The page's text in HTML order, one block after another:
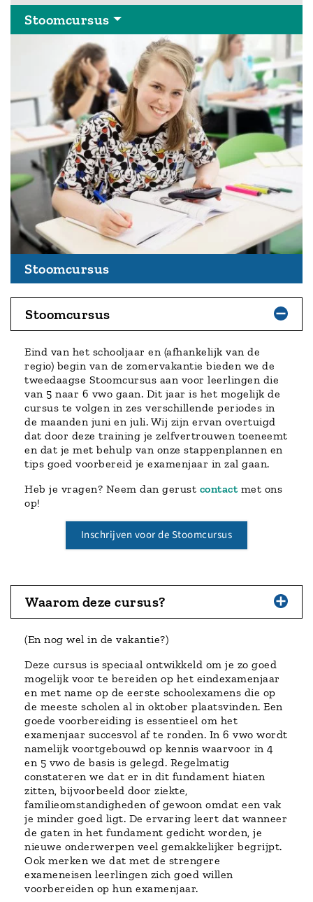
Stoomcursus
Stoomcursus
Stoomcursus
Eind van het schooljaar en (afhankelijk van de
regio) begin van de zomervakantie bieden we de
tweedaagse Stoomcursus aan voor leerlingen die
van 5 naar 6 vwo gaan. Dit jaar is het mogelijk de
cursus te volgen in zes verschillende periodes in
de maanden juni en juli. Wij zijn ervan overtuigd
dat door deze training je zelfvertrouwen toeneemt
en dat je met behulp van onze stappenplannen en
tips goed voorbereid je examenjaar in zal gaan.
Heb je vragen? Neem dan gerust contact met ons
op!
Inschrijven voor de Stoomcursus
Waarom deze cursus?
(En nog wel in de vakantie?)
Deze cursus is speciaal ontwikkeld om je zo goed
mogelijk voor te bereiden op het eindexamenjaar
en met name op de eerste schoolexamens die op
de meeste scholen al in oktober plaatsvinden. Een
goede voorbereiding is essentieel om het
examenjaar succesvol af te ronden. In 6 vwo wordt
namelijk voortgebouwd op kennis waarvoor in 4
en 5 vwo de basis is gelegd. Regelmatig
constateren we dat er in dit fundament hiaten
zitten, bijvoorbeeld door ziekte,
familieomstandigheden of gewoon omdat een vak
je minder goed ligt. De ervaring leert dat wanneer
de gaten in het fundament gedicht worden, je
nieuwe onderwerpen veel gemakkelijker begrijpt.
Ook merken we dat met de strengere
exameneisen leerlingen zich goed willen
voorbereiden op hun examenjaar.